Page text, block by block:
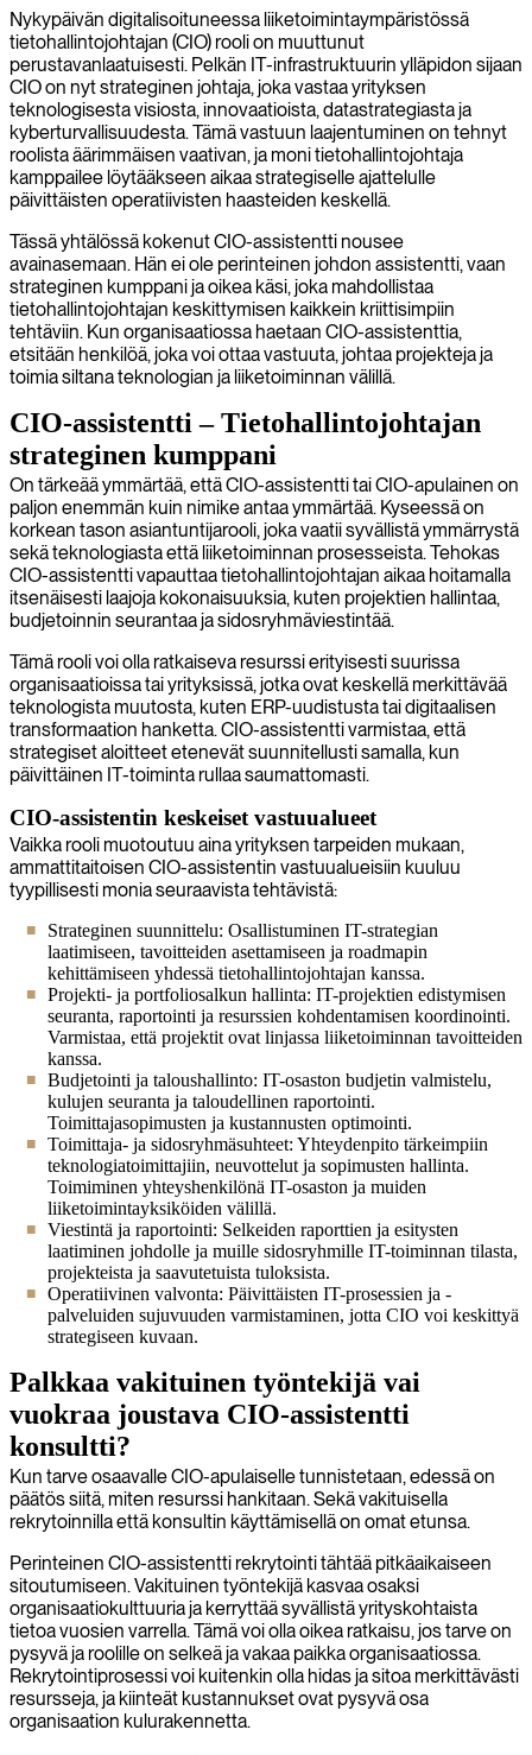
Tarjoamme CIO-tukea johtajille, jotka tarvitsevat apua IT-
strategioiden toteuttamisessa ja toimintojen optimoinnissa
liiketoiminnan kasvua varten.
Nykypäivän digitalisoituneessa liiketoimintaympäristössä
tietohallintojohtajan (CIO) rooli on muuttunut
perustavanlaatuisesti. Pelkän IT-infrastruktuurin ylläpidon sijaan
CIO on nyt strateginen johtaja, joka vastaa yrityksen
teknologisesta visiosta, innovaatioista, datastrategiasta ja
kyberturvallisuudesta. Tämä vastuun laajentuminen on tehnyt
roolista äärimmäisen vaativan, ja moni tietohallintojohtaja
kamppailee löytääkseen aikaa strategiselle ajattelulle
päivittäisten operatiivisten haasteiden keskellä.
Tässä yhtälössä kokenut CIO-assistentti nousee
avainasemaan. Hän ei ole perinteinen johdon assistentti, vaan
strateginen kumppani ja oikea käsi, joka mahdollistaa
tietohallintojohtajan keskittymisen kaikkein kriittisimpiin
tehtäviin. Kun organisaatiossa haetaan CIO-assistenttia,
etsitään henkilöä, joka voi ottaa vastuuta, johtaa projekteja ja
toimia siltana teknologian ja liiketoiminnan välillä.
CIO-assistentti – Tietohallintojohtajan
strateginen kumppani
On tärkeää ymmärtää, että CIO-assistentti tai CIO-apulainen on
paljon enemmän kuin nimike antaa ymmärtää. Kyseessä on
korkean tason asiantuntijarooli, joka vaatii syvällistä ymmärrystä
sekä teknologiasta että liiketoiminnan prosesseista. Tehokas
CIO-assistentti vapauttaa tietohallintojohtajan aikaa hoitamalla
itsenäisesti laajoja kokonaisuuksia, kuten projektien hallintaa,
budjetoinnin seurantaa ja sidosryhmäviestintää.
Tämä rooli voi olla ratkaiseva resurssi erityisesti suurissa
organisaatioissa tai yrityksissä, jotka ovat keskellä merkittävää
teknologista muutosta, kuten ERP-uudistusta tai digitaalisen
transformaation hanketta. CIO-assistentti varmistaa, että
strategiset aloitteet etenevät suunnitellusti samalla, kun
päivittäinen IT-toiminta rullaa saumattomasti.
CIO-assistentin keskeiset vastuualueet
Vaikka rooli muotoutuu aina yrityksen tarpeiden mukaan,
ammattitaitoisen CIO-assistentin vastuualueisiin kuuluu
tyypillisesti monia seuraavista tehtävistä:
Strateginen suunnittelu: Osallistuminen IT-strategian
laatimiseen, tavoitteiden asettamiseen ja roadmapin
kehittämiseen yhdessä tietohallintojohtajan kanssa.
Projekti- ja portfoliosalkun hallinta: IT-projektien edistymisen
seuranta, raportointi ja resurssien kohdentamisen koordinointi.
Varmistaa, että projektit ovat linjassa liiketoiminnan tavoitteiden
kanssa.
Budjetointi ja taloushallinto: IT-osaston budjetin valmistelu,
kulujen seuranta ja taloudellinen raportointi.
Toimittajasopimusten ja kustannusten optimointi.
Toimittaja- ja sidosryhmäsuhteet: Yhteydenpito tärkeimpiin
teknologiatoimittajiin, neuvottelut ja sopimusten hallinta.
Toimiminen yhteyshenkilönä IT-osaston ja muiden
liiketoimintayksiköiden välillä.
Viestintä ja raportointi: Selkeiden raporttien ja esitysten
laatiminen johdolle ja muille sidosryhmille IT-toiminnan tilasta,
projekteista ja saavutetuista tuloksista.
Operatiivinen valvonta: Päivittäisten IT-prosessien ja -
palveluiden sujuvuuden varmistaminen, jotta CIO voi keskittyä
strategiseen kuvaan.
Palkkaa vakituinen työntekijä vai
vuokraa joustava CIO-assistentti
konsultti?
Kun tarve osaavalle CIO-apulaiselle tunnistetaan, edessä on
päätös siitä, miten resurssi hankitaan. Sekä vakituisella
rekrytoinnilla että konsultin käyttämisellä on omat etunsa.
Perinteinen CIO-assistentti rekrytointi tähtää pitkäaikaiseen
sitoutumiseen. Vakituinen työntekijä kasvaa osaksi
organisaatiokulttuuria ja kerryttää syvällistä yrityskohtaista
tietoa vuosien varrella. Tämä voi olla oikea ratkaisu, jos tarve on
pysyvä ja roolille on selkeä ja vakaa paikka organisaatiossa.
Rekrytointiprosessi voi kuitenkin olla hidas ja sitoa merkittävästi
resursseja, ja kiinteät kustannukset ovat pysyvä osa
organisaation kulurakennetta.